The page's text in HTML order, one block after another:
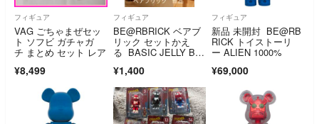
フィギュア
VAG ごちゃまぜセッ
ト ソフビ ガチャガ
チ まとめ セット レア
¥8,499
フィギュア
BE@RBRICK ベアブ
リック セットかえ
る BASIC JELLY BE
¥1,400
フィギュア
新品 未開封 BE@RB
RICK トイストーリ
ー ALIEN 1000%
¥69,000